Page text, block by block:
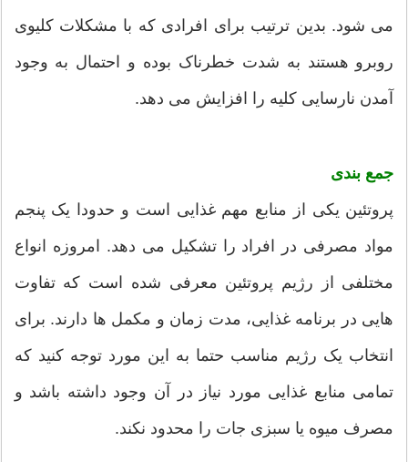
می شود. بدین ترتیب برای افرادی که با مشکلات کلیوی
روبرو هستند به شدت خطرناک بوده و احتمال به وجود
آمدن نارسایی کلیه را افزایش می دهد.
جمع بندی
پروتئین یکی از منابع مهم غذایی است و حدودا یک پنجم
مواد مصرفی در افراد را تشکیل می دهد. امروزه انواع
مختلفی از رژیم پروتئین معرفی شده است که تفاوت
هایی در برنامه غذایی، مدت زمان و مکمل ها دارند. برای
انتخاب یک رژیم مناسب حتما به این مورد توجه کنید که
تمامی منابع غذایی مورد نیاز در آن وجود داشته باشد و
مصرف میوه یا سبزی جات را محدود نکند.